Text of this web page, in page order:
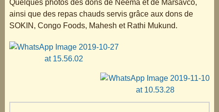
Quelques photos des dons de Neema et de Marsavco,
ainsi que des repas chauds servis grâce aux dons de
SOKIN, Congo Foods, Mahesh et Rathi Mukund.